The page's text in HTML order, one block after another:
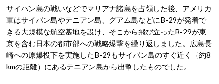
サイパン島の戦いなどでマリアナ諸島を占領した後、アメリカ
軍はサイパン島やテニアン島、グアム島などにB-29が発着で
きる大規模な航空基地を設け、そこから飛び立ったB-29が東
京を含む日本の都市部への戦略爆撃を繰り返しました。広島長
崎への原爆投下を実施したB-29もサイパン島のすぐ近く（約8
kmの距離）にあるテニアン島から出撃したものでした。